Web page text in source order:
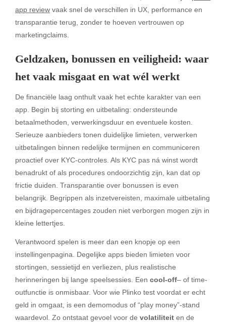
app review vaak snel de verschillen in UX, performance en
transparantie terug, zonder te hoeven vertrouwen op
marketingclaims.
Geldzaken, bonussen en veiligheid: waar
het vaak misgaat en wat wél werkt
De financiële laag onthult vaak het echte karakter van een
app. Begin bij storting en uitbetaling: ondersteunde
betaalmethoden, verwerkingsduur en eventuele kosten.
Serieuze aanbieders tonen duidelijke limieten, verwerken
uitbetalingen binnen redelijke termijnen en communiceren
proactief over KYC-controles. Als KYC pas ná winst wordt
benadrukt of als procedures ondoorzichtig zijn, kan dat op
frictie duiden. Transparantie over bonussen is even
belangrijk. Begrippen als inzetvereisten, maximale uitbetaling
en bijdragepercentages zouden niet verborgen mogen zijn in
kleine lettertjes.
Verantwoord spelen is meer dan een knopje op een
instellingenpagina. Degelijke apps bieden limieten voor
stortingen, sessietijd en verliezen, plus realistische
herinneringen bij lange speelsessies. Een cool-off– of time-
outfunctie is onmisbaar. Voor wie Plinko test voordat er echt
geld in omgaat, is een demomodus of “play money”-stand
waardevol. Zo ontstaat gevoel voor de volatiliteit en de